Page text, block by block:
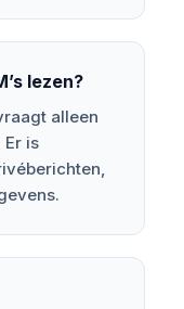
lezen?
alleen
is